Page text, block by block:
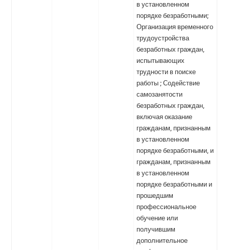
в установленном
порядке безработными;
Организация временного
трудоустройства
безработных граждан,
испытывающих
трудности в поиске
работы ; Содействие
самозанятости
безработных граждан,
включая оказание
гражданам, признанным
в установленном
порядке безработными, и
гражданам, признанным
в установленном
порядке безработными и
прошедшим
профессиональное
обучение или
получившим
дополнительное